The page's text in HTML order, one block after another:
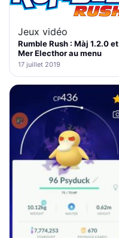
Jeux vidéo
Rumble Rush : Màj 1.2.0 et
Mer Electhor au menu
17 juillet 2019